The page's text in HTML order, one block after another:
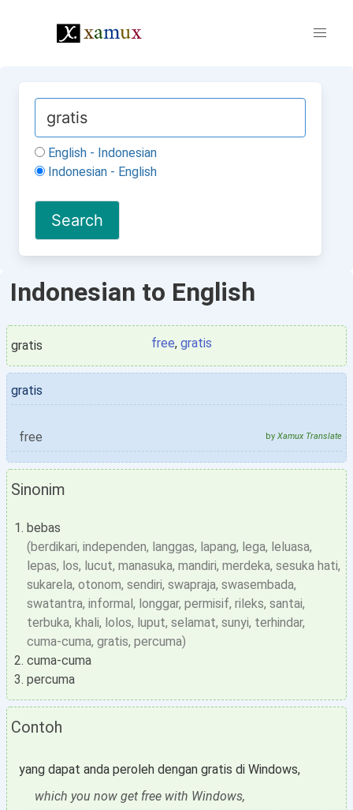
English - Indonesian
Indonesian - English
Indonesian to English
gratis free, gratis
gratis
free by Xamux Translate
Sinonim
bebas
(berdikari, independen, langgas, lapang, lega, leluasa,
lepas, los, lucut, manasuka, mandiri, merdeka, sesuka hati,
sukarela, otonom, sendiri, swapraja, swasembada,
swatantra, informal, longgar, permisif, rileks, santai,
terbuka, khali, lolos, luput, selamat, sunyi, terhindar,
cuma-cuma, gratis, percuma)
cuma-cuma
percuma
Contoh
yang dapat anda peroleh dengan gratis di Windows,
which you now get free with Windows,